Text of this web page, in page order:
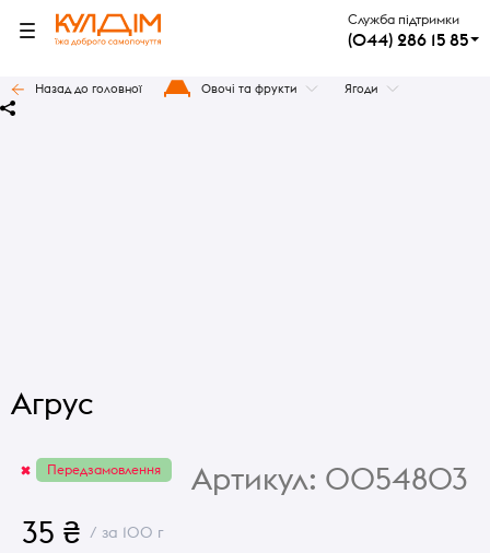
Служба підтримки
(044) 286 15 85
Назад до головної Овочі та фрукти Ягоди
Агрус
Передзамовлення Артикул: 0054803
35 ₴ / за 100 г